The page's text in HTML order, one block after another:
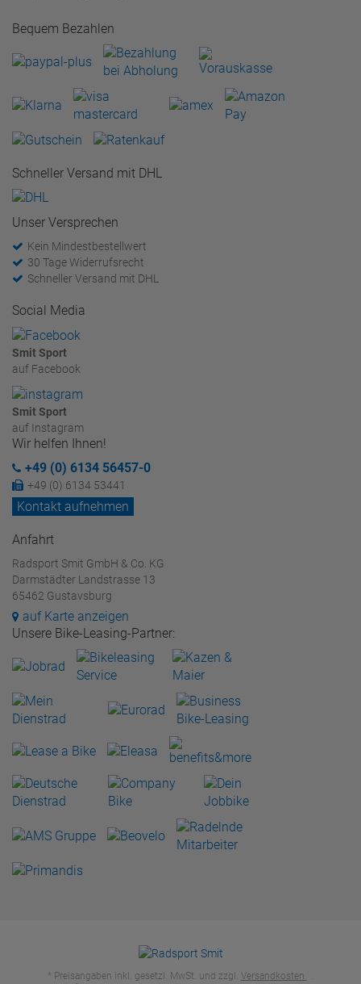
Bequem Bezahlen
Schneller Versand mit DHL
Unser Versprechen
Kein Mindestbestellwert
30 Tage Widerrufsrecht
Schneller Versand mit DHL
Social Media
Smit Sport
auf Facebook
Smit Sport
auf Instagram
Wir helfen Ihnen!
+49 (0) 6134 56457-0
+49 (0) 6134 53441
Kontakt aufnehmen
Anfahrt
Radsport Smit GmbH & Co. KG
Darmstädter Landstrasse 13
65462 Gustavsburg
auf Karte anzeigen
Unsere Bike-Leasing-Partner:
* Preisangaben inkl. gesetzl. MwSt. und zzgl. Versandkosten .